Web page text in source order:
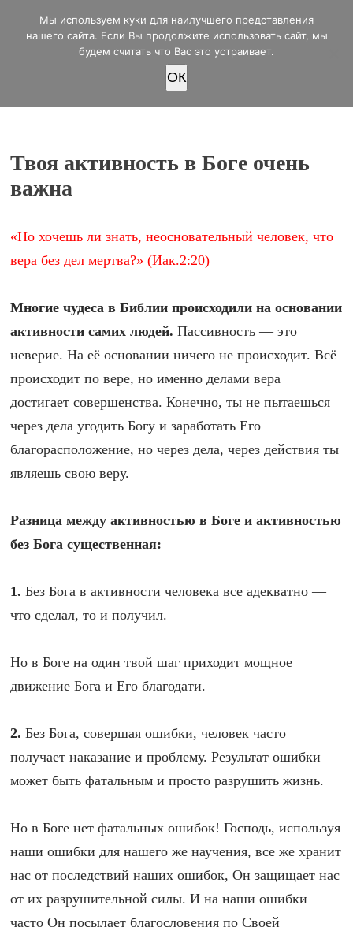
office@lifeinvictory.ru
+7 950 189 4420
Россия, г.Оренбург, ул.Мира 32/2
Твоя активность в Боге очень
важна
«Но хочешь ли знать, неосновательный человек, что
вера без дел мертва?» (Иак.2:20)
Многие чудеса в Библии происходили на основании
активности самих людей. Пассивность — это
неверие. На её основании ничего не происходит. Всё
происходит по вере, но именно делами вера
достигает совершенства. Конечно, ты не пытаешься
через дела угодить Богу и заработать Его
благорасположение, но через дела, через действия ты
являешь свою веру.
Разница между активностью в Боге и активностью
без Бога существенная:
1. Без Бога в активности человека все адекватно —
что сделал, то и получил.
Но в Боге на один твой шаг приходит мощное
движение Бога и Его благодати.
2. Без Бога, совершая ошибки, человек часто
получает наказание и проблему. Результат ошибки
может быть фатальным и просто разрушить жизнь.
Но в Боге нет фатальных ошибок! Господь, используя
наши ошибки для нашего же научения, все же хранит
нас от последствий наших ошибок, Он защищает нас
от их разрушительной силы. И на наши ошибки
часто Он посылает благословения по Своей
Мы используем куки для наилучшего представления
нашего сайта. Если Вы продолжите использовать сайт, мы
будем считать что Вас это устраивает.
OК